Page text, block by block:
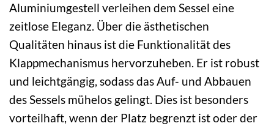
Aluminiumgestell verleihen dem Sessel eine
zeitlose Eleganz. Über die ästhetischen
Qualitäten hinaus ist die Funktionalität des
Klappmechanismus hervorzuheben. Er ist robust
und leichtgängig, sodass das Auf- und Abbauen
des Sessels mühelos gelingt. Dies ist besonders
vorteilhaft, wenn der Platz begrenzt ist oder der